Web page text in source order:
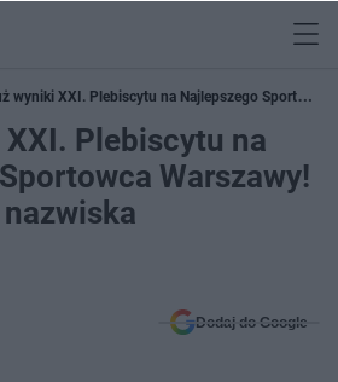
wyniki XXI. Plebiscytu na Najlepszego Sportowca
Plebiscytu na
Warszawy!
Dodaj do Google